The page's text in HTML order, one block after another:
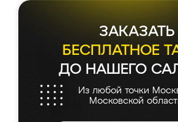
ЗАКАЗАТЬ
БЕСПЛАТНОЕ
ДО НАШЕГО
Из любой точки
Московской